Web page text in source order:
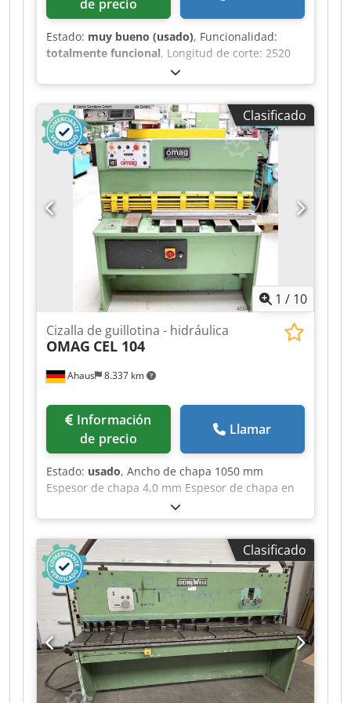
de precio
Estado: muy bueno (usado), Funcionalidad:
totalmente funcional, Longitud de corte: 2520
mm Espesor de chapa a 400N/mm²: 4,0 mm
Carreras por minuto: 47 Tope trasero aprox.: 750
mm Profundidad del cuello: 350 mm . ¡Muy buen
estado original! . Equipamiento: Tope lateral
izquierdo, 750 mm Ajuste de holgura de corte
Tope trasero con nonio y lupa (y luz) Protección
contra sobrecarga . Dkjdpsy Rf T Rjfx After Otros:
Ambas cuchillas están afiladas y aún no han sido
suplementadas Los cilindros están secos
Clasificado
1 / 10
Ahaus 8.337 km
Cizalla de guillotina - hidráulica
OMAG CEL 104
de precio
Llamar
Estado: usado, Ancho de chapa 1050 mm
Espesor de chapa 4,0 mm Espesor de chapa en
acero inoxidable 3,0 mm Distancia entre
montantes 1200 mm Longitud de cuchilla 1150
mm Carreras 46 - 69 ciclos/min Dedpfxjy Raime
Aftokr Ángulo de corte 1,30° Control
convencional Capacidad de aceite 100 l Potencia
total requerida 5,68 kW Peso 1100 kg Procedente
de un taller de mantenimiento Estado bien
cuidado (!!) Equipamiento: - Cizalla guillotina
robusta electrohidráulica para chapa - Topes
traseros motorizados eléctricos * Husillo de
recirculación de bolas sin juego para tope
trasero * Velocidad de desplazamiento 100
Clasificado